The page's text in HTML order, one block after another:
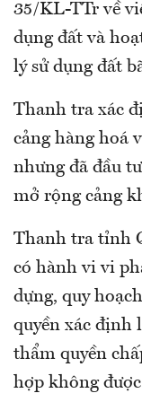
35/KL-TTr về
dụng đất và
lý sử dụng đất
Thanh tra xác
cảng hàng hoá
nhưng đã đầu
mở rộng cảng
Thanh tra tỉnh
có hành vi vi
dựng, quy
quyền xác định
thẩm quyền
hợp không